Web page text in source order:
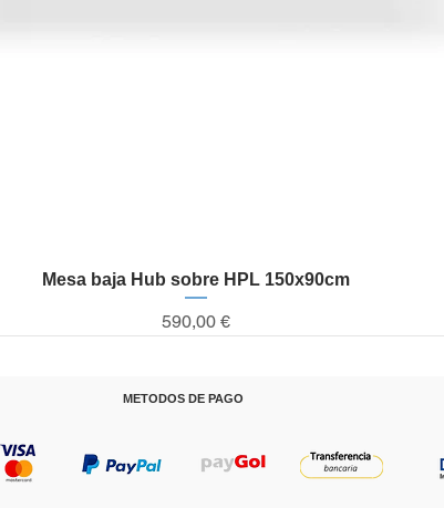
Vista rápida
Mesa baja Hub sobre HPL 150x90cm
Precio
590,00 €
METODOS DE PAGO